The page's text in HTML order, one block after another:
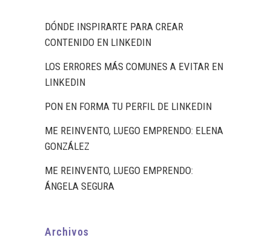
DÓNDE INSPIRARTE PARA CREAR
CONTENIDO EN LINKEDIN
LOS ERRORES MÁS COMUNES A EVITAR EN
LINKEDIN
PON EN FORMA TU PERFIL DE LINKEDIN
ME REINVENTO, LUEGO EMPRENDO: ELENA
GONZÁLEZ
ME REINVENTO, LUEGO EMPRENDO:
ÁNGELA SEGURA
Archivos